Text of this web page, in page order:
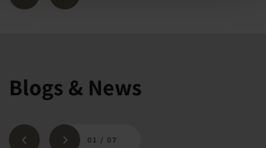
Blogs & News
01 / 07